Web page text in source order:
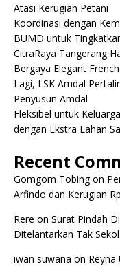
Atasi Kerugian Petani
Koordinasi dengan
BUMD untuk
CitraRaya Tangerang
Bergaya Elegant
Lagi, LSK Amdal
Penyusun Amdal
Fleksibel untuk
dengan Ekstra Lahan
Recent
Gomgom Tobingon
Arfindo dan Kerugian
Rere on Surat Pindah
Ditelantarkan Tak
iwan suwana on Reyna